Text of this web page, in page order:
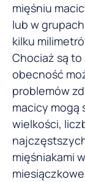
mięśniu
lub w
kilku
Chociaż są
obecność
problemów
macicy mogą
wielkości,
mięśniakami